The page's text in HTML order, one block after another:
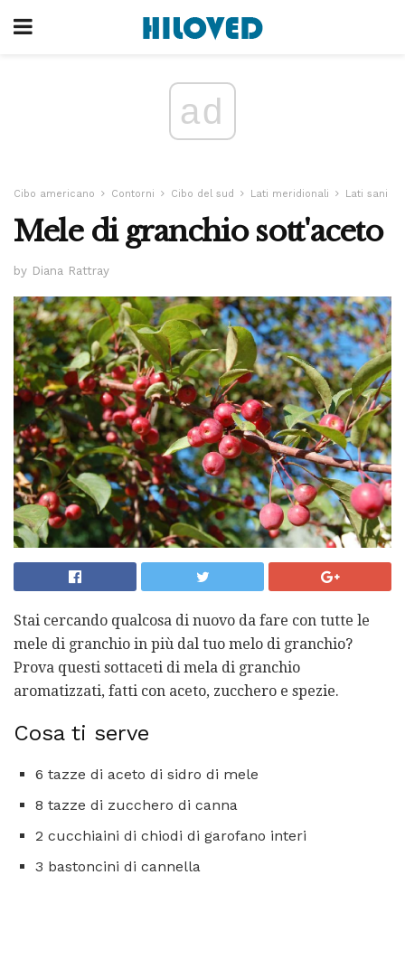
ad
Cibo americano Contorni Cibo del sud Lati meridionali Lati sani
Mele di granchio sott'aceto
by Diana Rattray
Stai cercando qualcosa di nuovo da fare con tutte le
mele di granchio in più dal tuo melo di granchio?
Prova questi sottaceti di mela di granchio
aromatizzati, fatti con aceto, zucchero e spezie.
Cosa ti serve
6 tazze di aceto di sidro di mele
8 tazze di zucchero di canna
2 cucchiaini di chiodi di garofano interi
3 bastoncini di cannella